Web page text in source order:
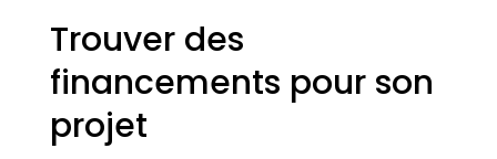
Trouver des
financements pour son
projet